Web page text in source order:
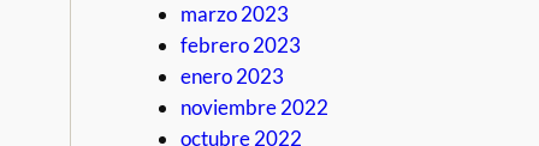
marzo 2023
febrero 2023
enero 2023
noviembre 2022
octubre 2022